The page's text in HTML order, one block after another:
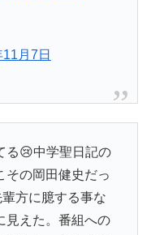
月7日
る😢中学聖日記の
その岡田健史だっ
方に臆する事な
見えた。番組への